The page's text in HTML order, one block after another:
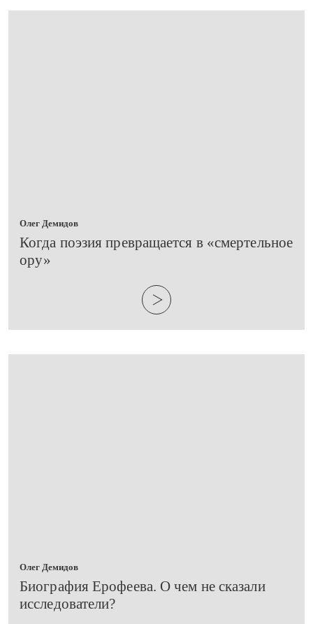
Олег Демидов
​Когда поэзия превращается в «смертельное
ору»
Олег Демидов
​Биография Ерофеева. О чем не сказали
исследователи?